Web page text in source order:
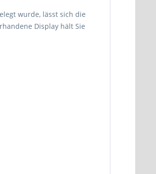
wurde, lässt sich die
Display hält Sie